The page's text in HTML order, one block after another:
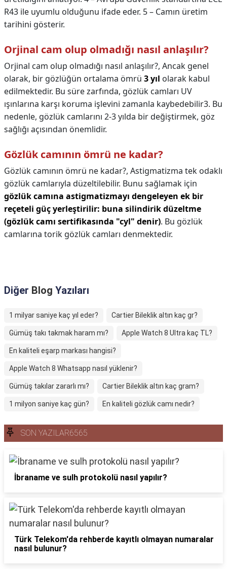
R43 ile uyumlu olduğunu ifade eder. 5 – Camın üretim
tarihini gösterir.
Orjinal cam olup olmadığı nasıl anlaşılır?
Orjinal cam olup olmadığı nasıl anlaşılır?, Ancak genel
olarak, bir gözlüğün ortalama ömrü 3 yıl olarak kabul
edilmektedir. Bu süre zarfında, gözlük camları UV
ışınlarına karşı koruma işlevini zamanla kaybedebilir3. Bu
nedenle, gözlük camlarını 2-3 yılda bir değiştirmek, göz
sağlığı açısından önemlidir.
Gözlük camının ömrü ne kadar?
Gözlük camının ömrü ne kadar?, Astigmatizma tek odaklı
gözlük camlarıyla düzeltilebilir. Bunu sağlamak için
gözlük camına astigmatizmayı dengeleyen ek bir
reçeteli güç yerleştirilir: buna silindirik düzeltme
(gözlük camı sertifikasında "cyl" denir). Bu gözlük
camlarına torik gözlük camları denmektedir.
Diğer Blog Yazıları
1 milyar saniye kaç yıl eder? Cartier Bileklik altın kaç gr?
Gümüş takı takmak haram mı? Apple Watch 8 Ultra kaç TL?
En kaliteli eşarp markası hangisi?
Apple Watch 8 Whatsapp nasıl yüklenir?
Gümüş takılar zararlı mı? Cartier Bileklik altın kaç gram?
1 milyon saniye kaç gün? En kaliteli gözlük camı nedir?
SON YAZILAR6565
İbraname ve sulh protokolü nasıl yapılır?
Türk Telekom'da rehberde kayıtlı olmayan numaralar
nasıl bulunur?